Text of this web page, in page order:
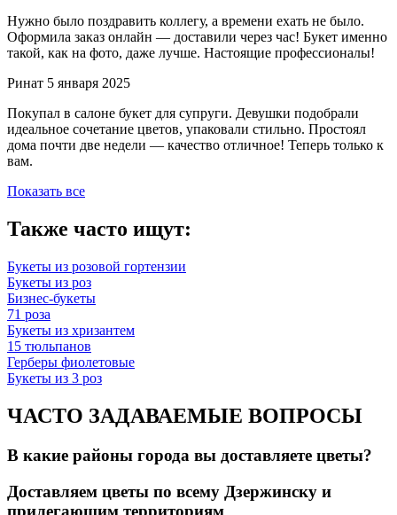
Нужно было поздравить коллегу, а времени ехать не было.
Оформила заказ онлайн — доставили через час! Букет именно
такой, как на фото, даже лучше. Настоящие профессионалы!
Ринат 5 января 2025
Покупал в салоне букет для супруги. Девушки подобрали
идеальное сочетание цветов, упаковали стильно. Простоял
дома почти две недели — качество отличное! Теперь только к
вам.
Показать все
Также часто ищут:
Букеты из розовой гортензии
Букеты из роз
Бизнес-букеты
71 роза
Букеты из хризантем
15 тюльпанов
Герберы фиолетовые
Букеты из 3 роз
ЧАСТО ЗАДАВАЕМЫЕ ВОПРОСЫ
В какие районы города вы доставляете цветы?
Доставляем цветы по всему Дзержинску и
прилегающим территориям